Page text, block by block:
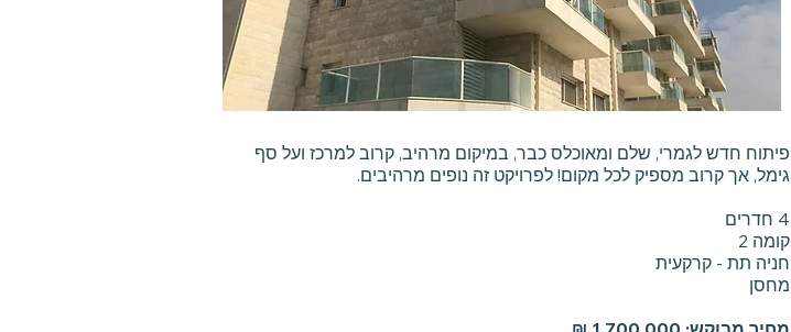
פיתוח חדש לגמרי, שלם ומאוכלס כבר, במיקום מרהיב, קרוב למרכז ועל סף
גימל, אך קרוב מספיק לכל מקום! לפרויקט זה נופים מרהיבים.
4 חדרים
קומה 2
חניה תת - קרקעית
מחסן